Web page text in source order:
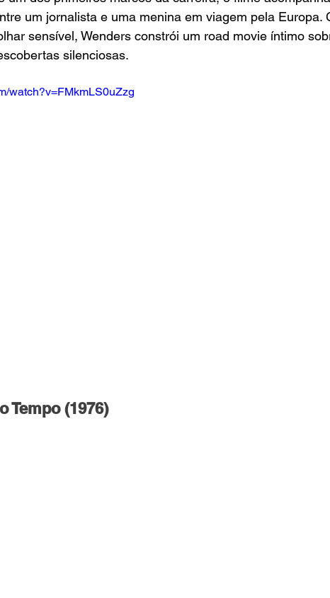
um jornalista e uma menina em viagem pela Europa.
sensível, Wenders constrói um road movie íntimo
silenciosas.
watch?v=FMkmLS0uZzg
Tempo (1976)